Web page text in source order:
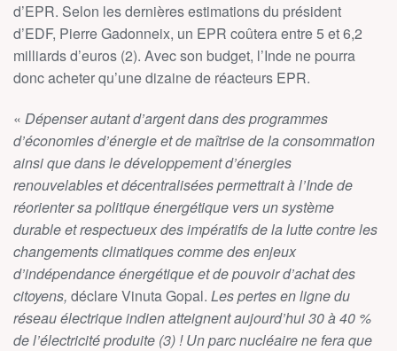
d’EPR. Selon les dernières estimations du président
d’EDF, Pierre Gadonneix, un EPR coûtera entre 5 et 6,2
milliards d’euros (2). Avec son budget, l’Inde ne pourra
donc acheter qu’une dizaine de réacteurs EPR.
« Dépenser autant d’argent dans des programmes
d’économies d’énergie et de maîtrise de la consommation
ainsi que dans le développement d’énergies
renouvelables et décentralisées permettrait à l’Inde de
réorienter sa politique énergétique vers un système
durable et respectueux des impératifs de la lutte contre les
changements climatiques comme des enjeux
d’indépendance énergétique et de pouvoir d’achat des
citoyens, déclare Vinuta Gopal. Les pertes en ligne du
réseau électrique indien atteignent aujourd’hui 30 à 40 %
de l’électricité produite (3) ! Un parc nucléaire ne fera que